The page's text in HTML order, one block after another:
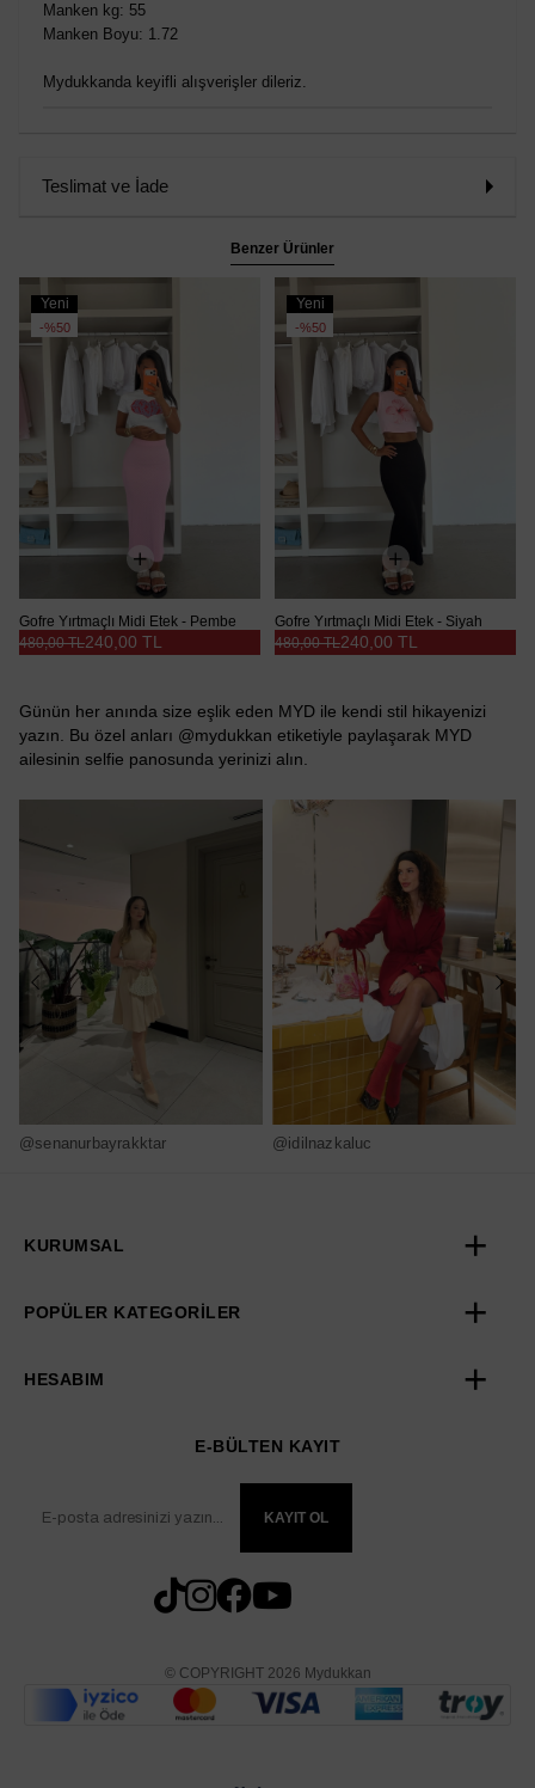
Manken kg: 55
Manken Boyu: 1.72
Mydukkanda keyifli alışverişler dileriz.
Teslimat ve İade
Benzer Ürünler
Yeni
Ürün
%50
Gofre Yırtmaçlı Midi Etek - Pembe
240,00 TL
480,00 TL
Yeni
Ürün
%50
Gofre Yırtmaçlı Midi Etek - Siyah
240,00 TL
480,00 TL
Günün her anında size eşlik eden MYD ile kendi stil hikayenizi
yazın. Bu özel anları @mydukkan etiketiyle paylaşarak MYD
ailesinin selfie panosunda yerinizi alın.
@senanurbayrakktar @idilnazkaluc
KURUMSAL
POPÜLER KATEGORİLER
HESABIM
E-BÜLTEN KAYIT
KAYIT OL
© COPYRIGHT 2026 Mydukkan